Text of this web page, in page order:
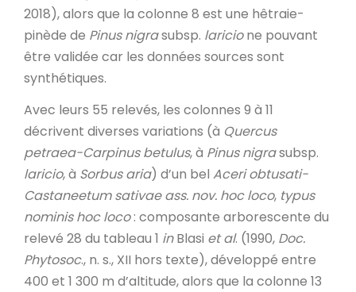
2018), alors que la colonne 8 est une hêtraie-
pinède de Pinus nigrasubsp. laricione pouvant
être validée car les données sources sont
synthétiques.
Avec leurs 55 relevés, les colonnes 9 à 11
décrivent diverses variations (à Quercus
petraea-Carpinus betulus, à Pinus nigrasubsp.
laricio, à Sorbus aria) d’un bel Aceri obtusati-
Castaneetum sativae ass. nov. hoc loco, typus
nominis hoc loco: composante arborescente du
relevé 28 du tableau 1 inBlasi et al. (1990, Doc.
Phytosoc., n. s., XII hors texte), développé entre
400 et 1 300 m d’altitude, alors que la colonne 13